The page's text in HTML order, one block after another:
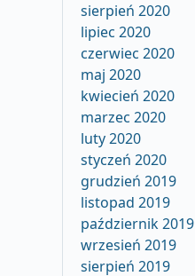
sierpień 2020
lipiec 2020
czerwiec 2020
maj 2020
kwiecień 2020
marzec 2020
luty 2020
styczeń 2020
grudzień 2019
listopad 2019
październik 2019
wrzesień 2019
sierpień 2019